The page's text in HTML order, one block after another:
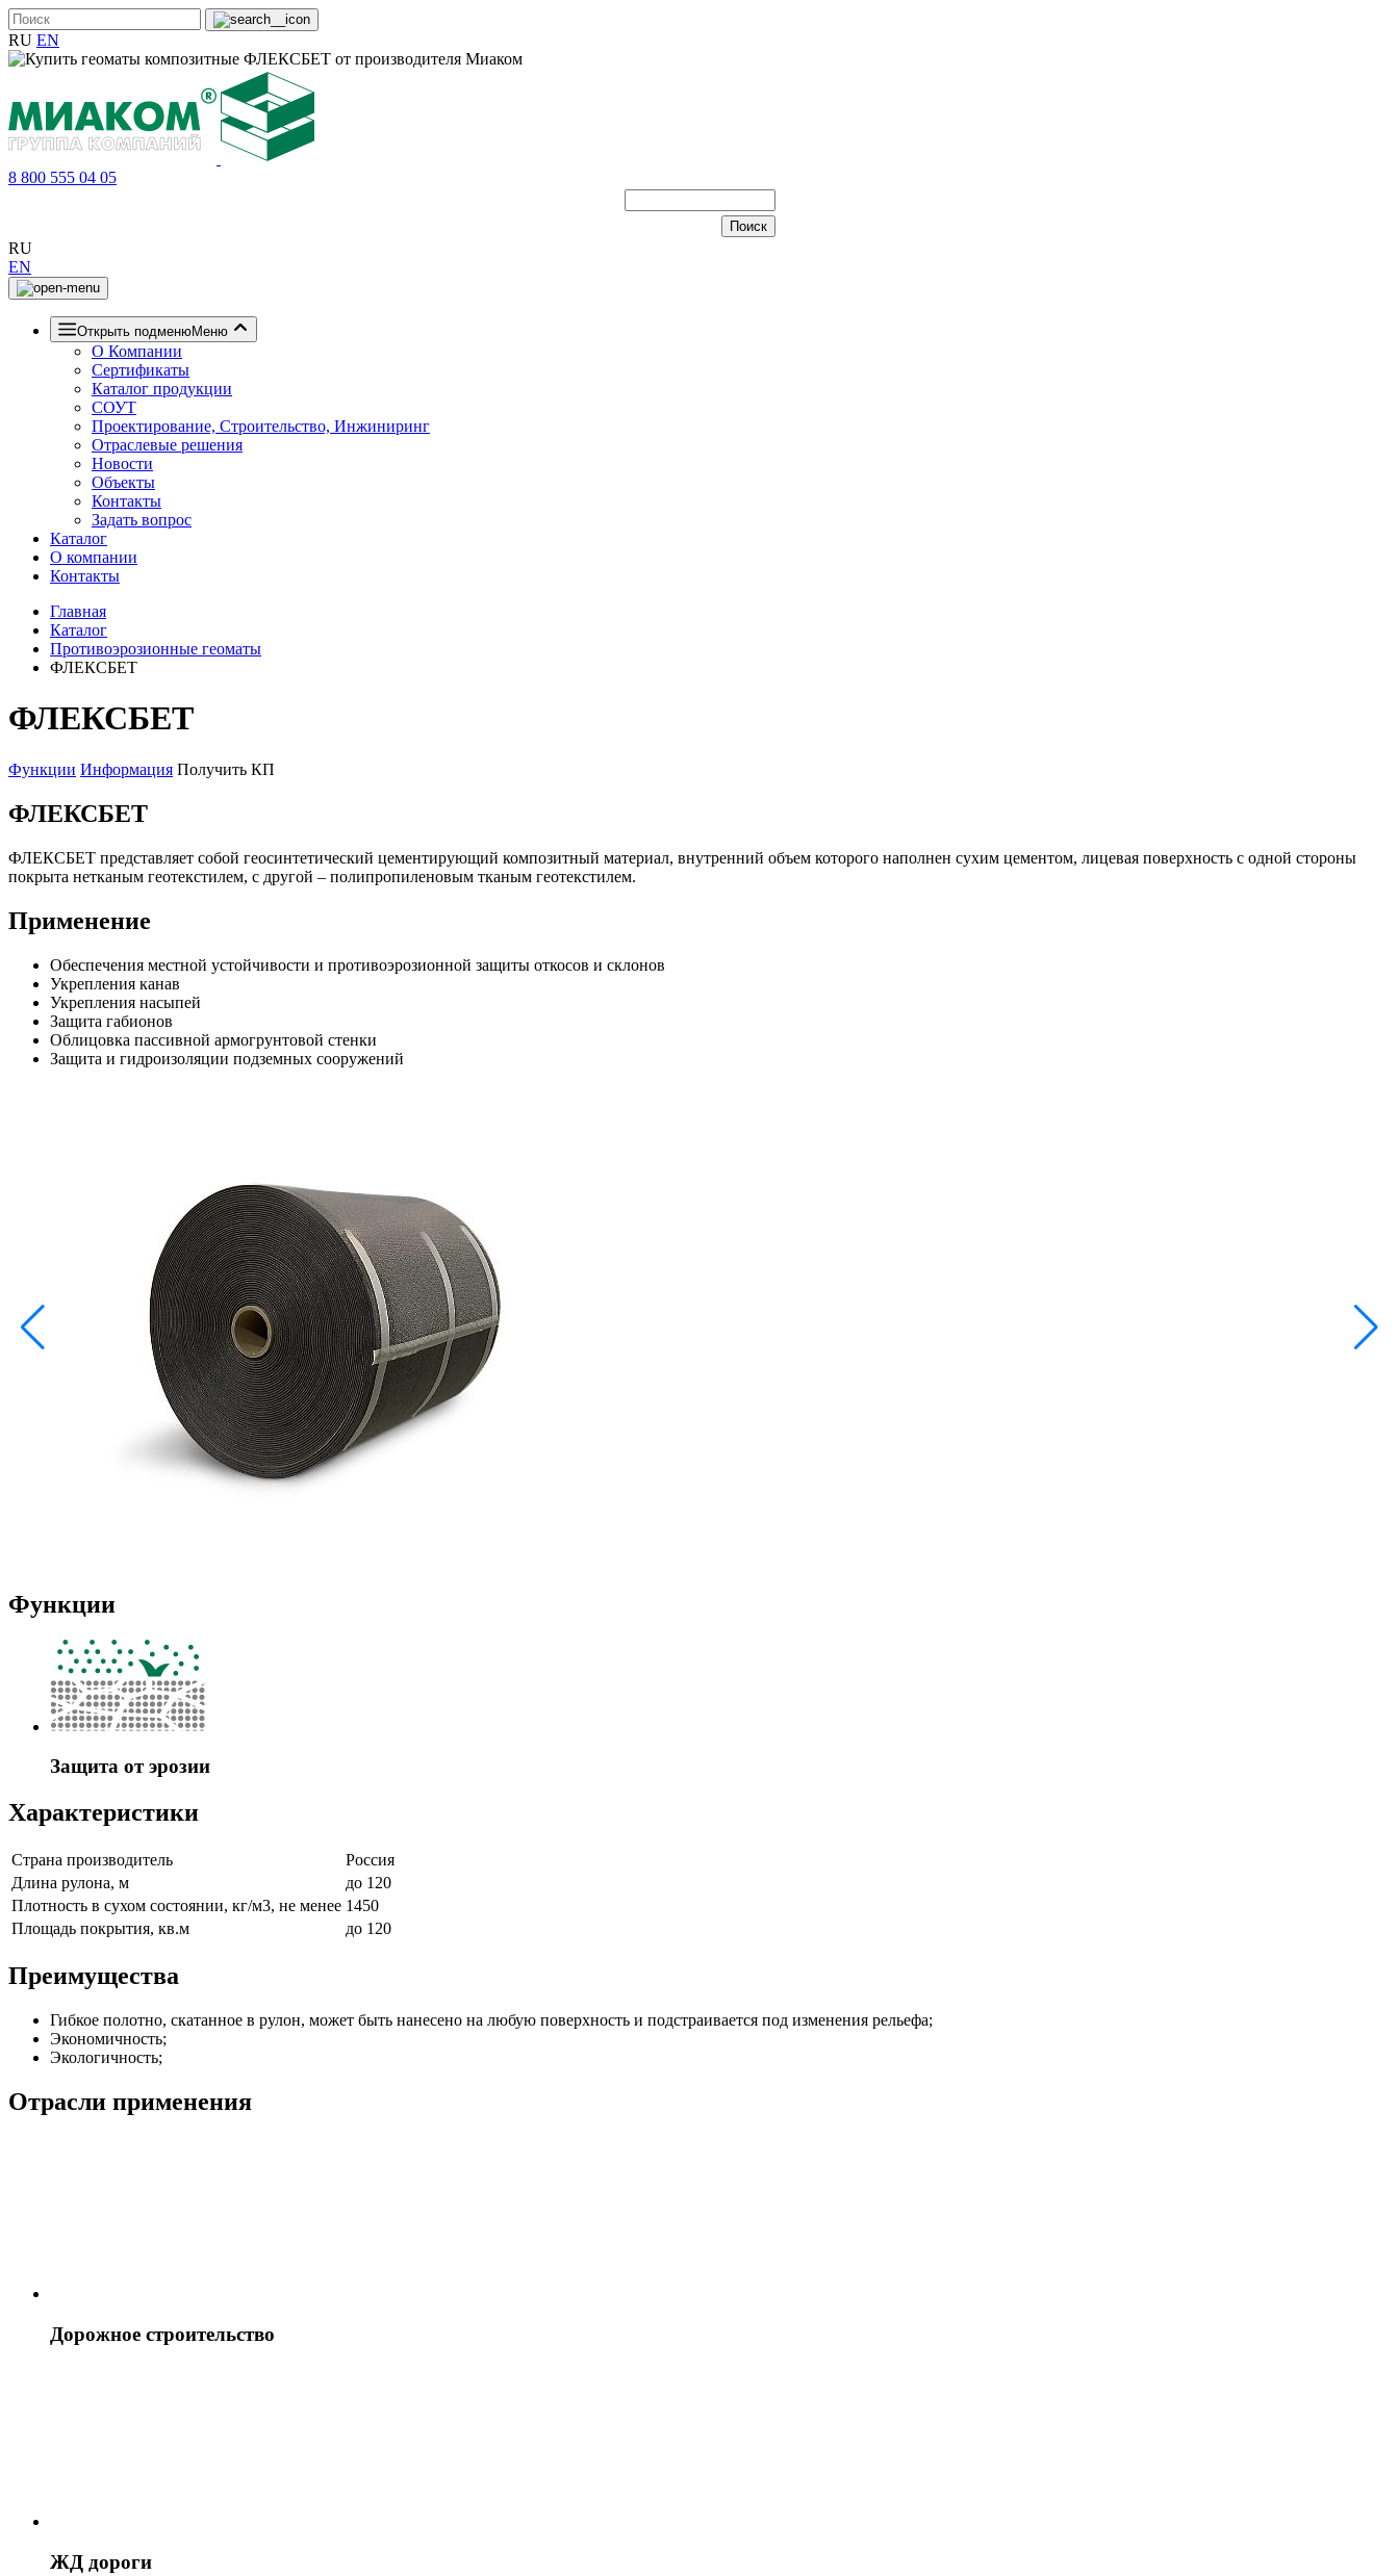
RU EN
8 800 555 04 05
RU
EN
Открыть подменюМеню
О Компании
Сертификаты
Каталог продукции
СОУТ
Проектирование, Строительство, Инжиниринг
Отраслевые решения
Новости
Объекты
Контакты
Задать вопрос
Каталог
О компании
Контакты
Главная
Каталог
Противоэрозионные геоматы
ФЛЕКСБЕТ
ФЛЕКСБЕТ
Функции Информация Получить КП
ФЛЕКСБЕТ
ФЛЕКСБЕТ представляет собой геосинтетический цементирующий композитный материал, внутренний объем которого наполнен сухим цементом, лицевая поверхность с одной стороны
покрыта нетканым геотекстилем, с другой – полипропиленовым тканым геотекстилем.
Применение
Обеспечения местной устойчивости и противоэрозионной защиты откосов и склонов
Укрепления канав
Укрепления насыпей
Защита габионов
Облицовка пассивной армогрунтовой стенки
Защита и гидроизоляции подземных сооружений
Функции
Защита от эрозии
Характеристики
Страна производитель
Россия
Длина рулона, м
до 120
Плотность в сухом состоянии, кг/м3, не менее 1450
Площадь покрытия, кв.м
до 120
Преимущества
Гибкое полотно, скатанное в рулон, может быть нанесено на любую поверхность и подстраивается под изменения рельефа;
Экономичность;
Экологичность;
Отрасли применения
Дорожное строительство
ЖД дороги